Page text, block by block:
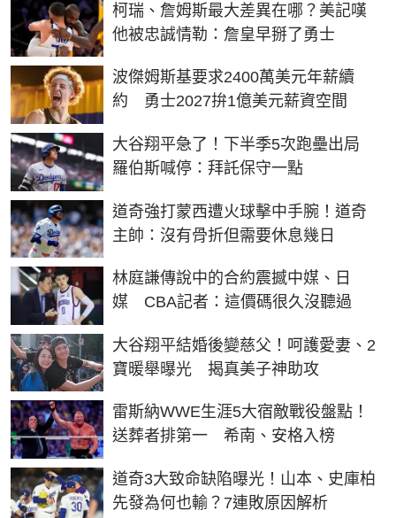
柯瑞、詹姆斯最大差異在哪？美記嘆
他被忠誠情勒：詹皇早掰了勇士
波傑姆斯基要求2400萬美元年薪續
約 勇士2027拚1億美元薪資空間
大谷翔平急了！下半季5次跑壘出局
羅伯斯喊停：拜託保守一點
道奇強打蒙西遭火球擊中手腕！道奇
主帥：沒有骨折但需要休息幾日
林庭謙傳說中的合約震撼中媒、日
媒 CBA記者：這價碼很久沒聽過
大谷翔平結婚後變慈父！呵護愛妻、2
寶暖舉曝光 揭真美子神助攻
雷斯納WWE生涯5大宿敵戰役盤點！
送葬者排第一 希南、安格入榜
道奇3大致命缺陷曝光！山本、史庫柏
先發為何也輸？7連敗原因解析